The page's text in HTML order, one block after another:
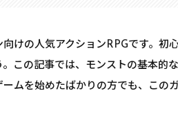
けの人気アクションRPGです。初
この記事では、モンストの基本的
ムを始めたばかりの方でも、この